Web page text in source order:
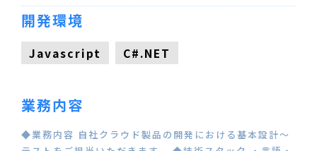
開発環境
Javascript C#.NET
業務内容
◆業務内容 自社クラウド製品の開発における基本設計～